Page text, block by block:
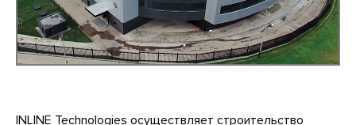
INLINE Technologies осуществляет строительство